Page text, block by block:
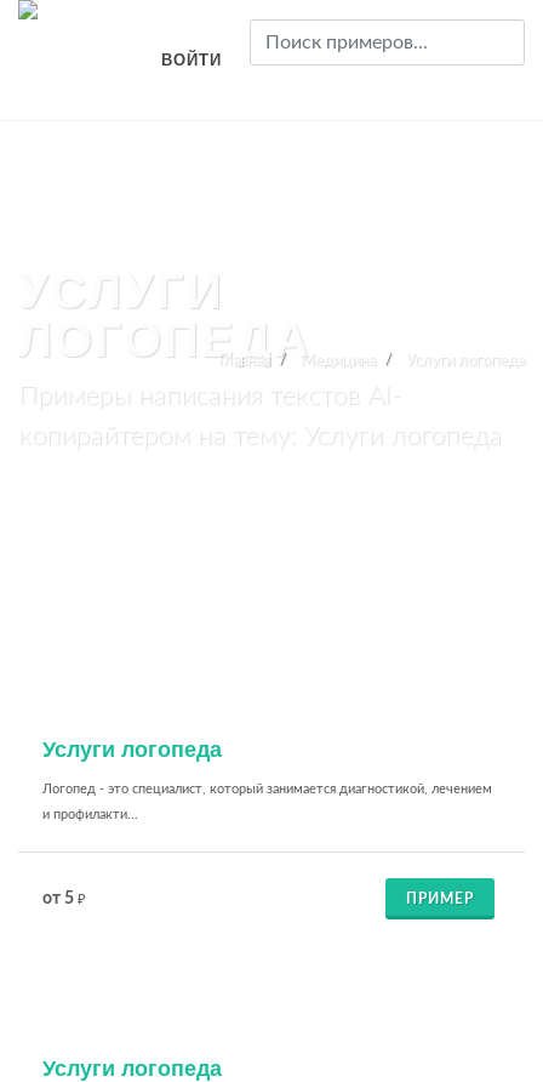
ВОЙТИ
УСЛУГИ
ЛОГОПЕДА
Примеры написания текстов AI-
копирайтером на тему: Услуги логопеда
Главная Медицина Услуги логопеда
Услуги логопеда
Логопед - это специалист, который занимается диагностикой, лечением
и профилакти...
от 5 ₽ ПРИМЕР
Услуги логопеда